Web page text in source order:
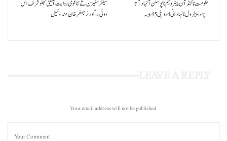
سینئر سٹیزن تے ننا قومی روایت آتیٹی بھلو شرف اس
دوئی ءِ،گورنر جعفرخان مندوخیل
حکومت نا کنڈ آن پیٹرولیم نا پوسکن آ نہاد آتا
پڑو،پیٹرول نا نہاد اٹی 4 روپئی 45 پیسہ…
Your email address will not be published.